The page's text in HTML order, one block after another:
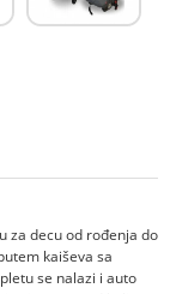
za decu od rođenja do
kaiševa sa
se nalazi i auto